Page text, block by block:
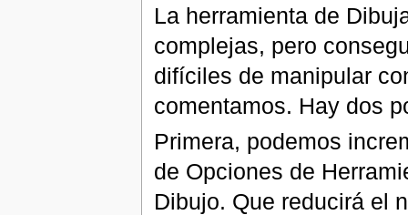
La herramienta de
complejas, pero
difíciles de manipular
comentamos. Hay dos
Primera, podemos
de Opciones de
Dibujo. Que reducirá el